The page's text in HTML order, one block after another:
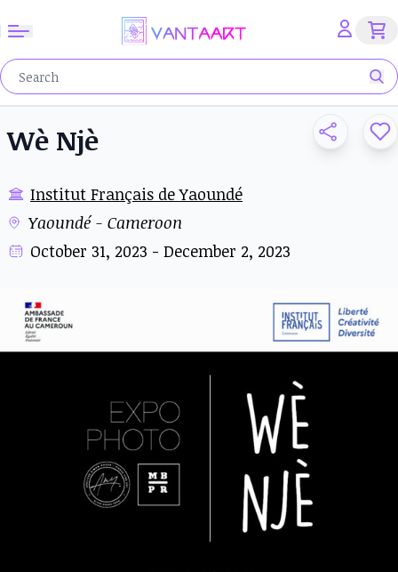
Wè Njè
Institut Français de Yaoundé
Yaoundé - Cameroon
October 31, 2023 - December 2, 2023